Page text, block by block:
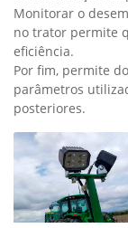
Este sistema está
Variável, e é
documentação de
Monitorar o
no trator permite
eficiência.
Por fim, permite
parâmetros
posteriores.